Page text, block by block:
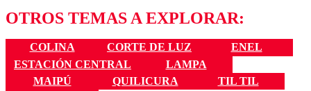
OTROS TEMAS A EXPLORAR:
COLINA CORTE DE LUZ
ENEL
ESTACIÓN CENTRAL
LAMPA
MAIPÚ
QUILICURA
TIL TIL